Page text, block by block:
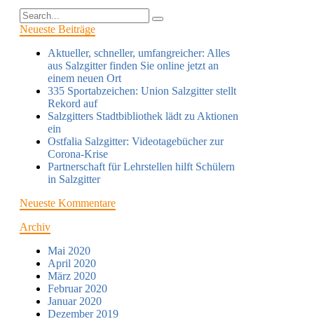
Neueste Beiträge
Aktueller, schneller, umfangreicher: Alles
aus Salzgitter finden Sie online jetzt an
einem neuen Ort
335 Sportabzeichen: Union Salzgitter stellt
Rekord auf
Salzgitters Stadtbibliothek lädt zu Aktionen
ein
Ostfalia Salzgitter: Videotagebücher zur
Corona-Krise
Partnerschaft für Lehrstellen hilft Schülern
in Salzgitter
Neueste Kommentare
Archiv
Mai 2020
April 2020
März 2020
Februar 2020
Januar 2020
Dezember 2019